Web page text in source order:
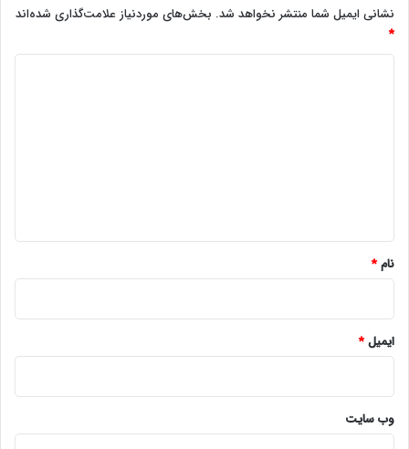
نشانی ایمیل شما منتشر نخواهد شد. بخش‌های موردنیاز علامت‌گذاری شده‌اند
*
نام*
ایمیل*
وب‌ سایت